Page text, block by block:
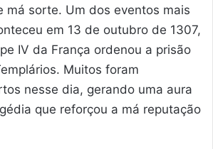
má sorte. Um dos eventos mais
em 13 de outubro de 1307,
IV da França ordenou a prisão
Muitos foram
nesse dia, gerando uma aura
que reforçou a má reputação